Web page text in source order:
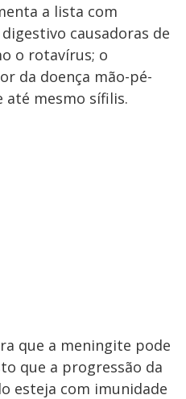
a lista com
causadoras de
o rotavírus; o
da doença mão-pé-
até mesmo sífilis.
que a meningite pode
que a progressão da
esteja com imunidade